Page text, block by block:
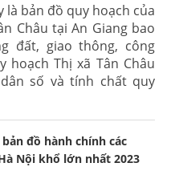
là bản đồ quy hoạch của
Châu tại An Giang bao
đất, giao thông, công
hoạch Thị xã Tân Châu
số và tính chất quy
đồ hành chính các
Nội khổ lớn nhất 2023